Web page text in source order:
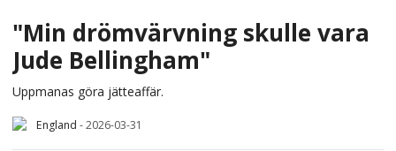
"Min drömvärvning skulle vara
Jude Bellingham"
Uppmanas göra jätteaffär.
England -2026-03-31